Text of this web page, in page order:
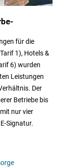
für die
1), Hotels &
6) wurden
Leistungen
Der
Betriebe bis
nur vier
Signatur.